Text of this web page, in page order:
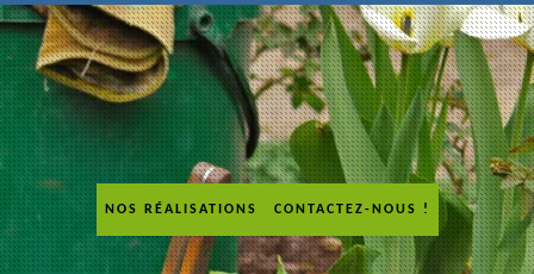
NOS RÉALISATIONS CONTACTEZ-NOUS !